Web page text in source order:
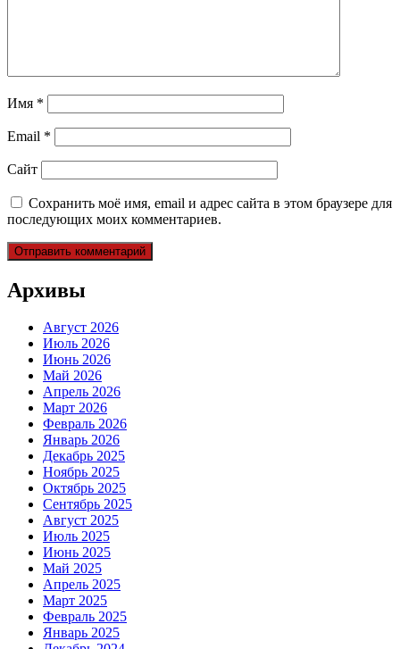
Имя *
Email *
Сайт
Сохранить моё имя, email и адрес сайта в этом браузере для
последующих моих комментариев.
Архивы
Август 2026
Июль 2026
Июнь 2026
Май 2026
Апрель 2026
Март 2026
Февраль 2026
Январь 2026
Декабрь 2025
Ноябрь 2025
Октябрь 2025
Сентябрь 2025
Август 2025
Июль 2025
Июнь 2025
Май 2025
Апрель 2025
Март 2025
Февраль 2025
Январь 2025